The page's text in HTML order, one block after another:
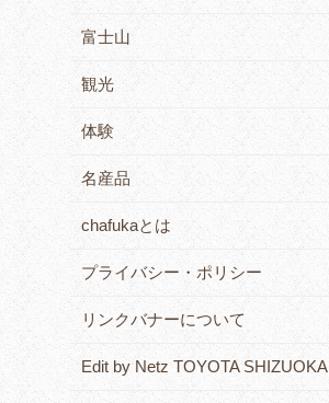
富士山
観光
体験
名産品
chafukaとは
プライバシー・ポリシー
リンクバナーについて
Edit by Netz TOYOTA SHIZUOKA